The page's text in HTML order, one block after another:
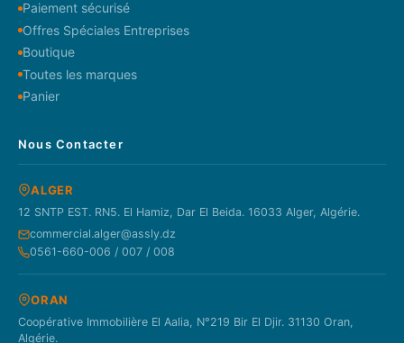
Paiement sécurisé
Offres Spéciales Entreprises
Boutique
Toutes les marques
Panier
Nous Contacter
ALGER
12 SNTP EST. RN5. El Hamiz, Dar El Beida. 16033 Alger, Algérie.
commercial.alger@assly.dz
0561-660-006 / 007 / 008
ORAN
Coopérative Immobilière El Aalia, N°219 Bir El Djir. 31130 Oran,
Algérie.